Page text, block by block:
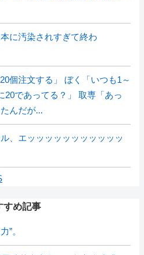
に汚染されすぎて終わ
個注文する」 ぼく「いつも1～
20であってる？」 取専「あっ
んだが...
、エッッッッッッッッッッッ
すめ記事
”。